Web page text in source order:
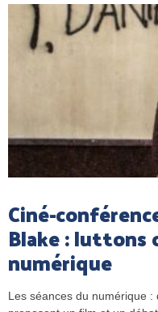
Ciné-
Blake :
numérique
Les séances du numérique